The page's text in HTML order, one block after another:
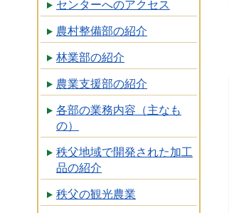
センターへのアクセス
農村整備部の紹介
林業部の紹介
農業支援部の紹介
各部の業務内容（主なも
の）
秩父地域で開発された加工
品の紹介
秩父の観光農業